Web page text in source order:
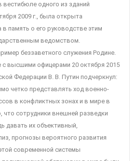
вестибюле одного из зданий
2009 г., была открыта
память о его руководстве этим
ведомством.
беззаветного служения Родине.
с высшими офицерами 20 октября 2015
Федерации В. В. Путин подчеркнул:
четко представлять ход военно-
в конфликтных зонах и в мире в
что сотрудники внешней разведки
давать их объективный,
прогнозы вероятного развития
современной системы